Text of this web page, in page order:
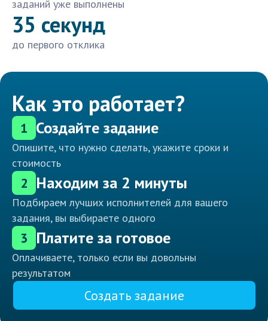
заданий уже выполнены
35 секунд
до первого отклика
Как это работает?
1 Создайте задание
Опишите, что нужно сделать, укажите сроки и
стоимость
2 Находим за 2 минуты
Подбираем лучших исполнителей для вашего
задания, вы выбираете одного
3 Платите за готовое
Оплачиваете, только если вы довольны
результатом
Создать задание